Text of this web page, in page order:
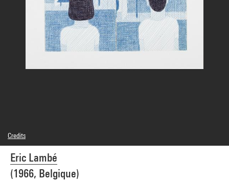
Eric Lambé
(1966, Belgique)
Credits
© Eric Lambé
Photo credits : Centre Pompidou, MNAM-CCI/Joseph Banderet/Dist. GrandPalaisRmn
Image reference : 4Y12721
Image presentation :GrandPalaisRmnPhoto